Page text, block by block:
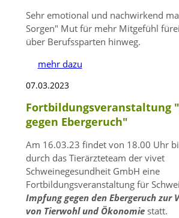
Sehr emotional und nachwirkend
Sorgen Mut für mehr Mitgefühl
über Berufssparten hinweg.
mehr dazu
07.03.2023
Fortbildungsveranstaltung
gegen Ebergeruch"
Am 16.03.23 findet von 18.00 Uhr
durch das Tierärzteteam der vivet
Schweinegesundheit GmbH eine
Fortbildungsveranstaltung für
Impfung gegen den Ebergeruch zur
von Tierwohl und Ökonomiestatt.